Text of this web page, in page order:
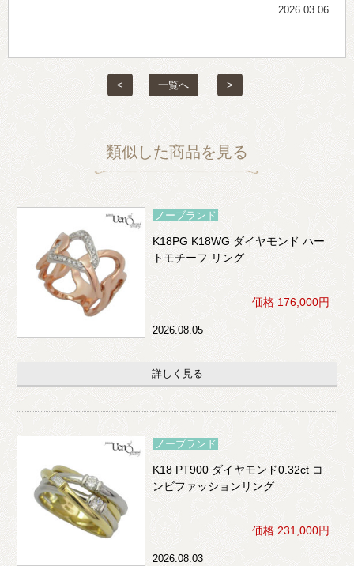
2026.03.06
< 一覧へ >
類似した商品を見る
ノーブランド
K18PG K18WG ダイヤモンド ハー
トモチーフ リング
価格 176,000円
2026.08.05
詳しく見る
ノーブランド
K18 PT900 ダイヤモンド0.32ct コ
ンビファッションリング
価格 231,000円
2026.08.03